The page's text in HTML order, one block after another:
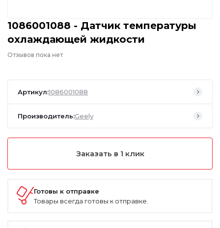
1086001088 - Датчик температуры
охлаждающей жидкости
Отзывов пока нет
Артикул:1086001088
Производитель:Geely
Заказать в 1 клик
Готовы к отправке
Товары всегда готовы к отправке.